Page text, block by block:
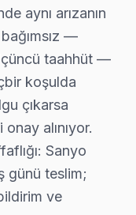
: Yazılım
garanti durumu,
Sanyo
TV tamiri alanında
aynı arızanın
—
taahhüt —
koşulda
çıkarsa
alınıyor.
Sanyo
günü teslim;
ve